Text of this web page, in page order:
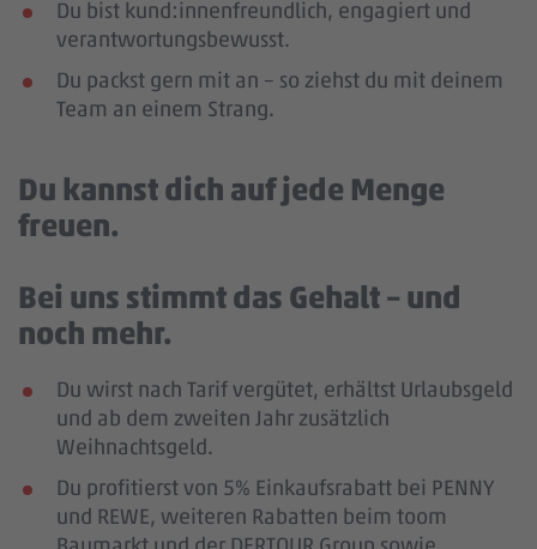
Du bist kund:innenfreundlich, engagiert und
verantwortungsbewusst.
Du packst gern mit an – so ziehst du mit deinem
Team an einem Strang.
Du kannst dich auf jede Menge
freuen.
Bei uns stimmt das Gehalt – und
noch mehr.
Du wirst nach Tarif vergütet, erhältst Urlaubsgeld
und ab dem zweiten Jahr zusätzlich
Weihnachtsgeld.
Du profitierst von 5% Einkaufsrabatt bei PENNY
und REWE, weiteren Rabatten beim toom